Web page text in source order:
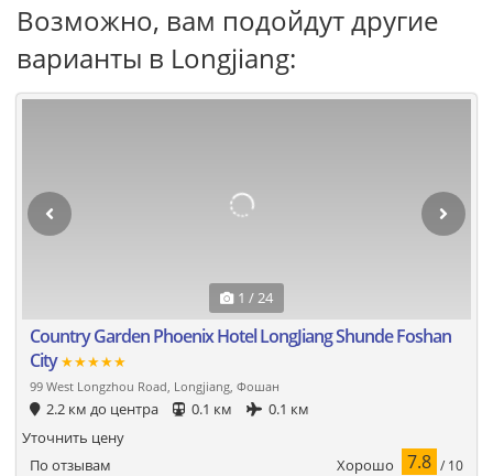
Возможно, вам подойдут другие
варианты в Longjiang:
1 / 24
Country Garden Phoenix Hotel LongJiang Shunde Foshan
City★★★★★
99 West Longzhou Road, Longjiang, Фошан
2.2 км до центра 0.1 км 0.1 км
По отзывам Хорошо 7.8 / 10
Уточнить цену